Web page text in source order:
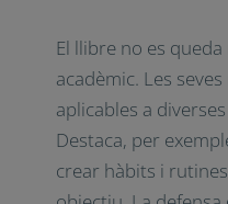
elles fonamentals
d’aprenentatge.
Més enllà
l’educació